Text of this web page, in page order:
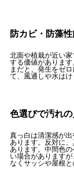
防カビ・防藻
北面や植栽が近い
する価値がありま
まだと、発生をゼ
て、風通しや水は
色選びで汚れ
真っ白は清潔感が
あります。反対に
あります。中間色
い場合があります
なくサッシや屋根